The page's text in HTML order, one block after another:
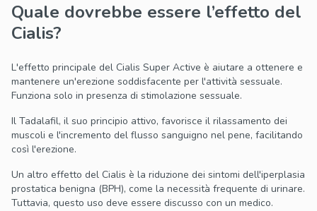
Quale dovrebbe essere l’effetto del
Cialis?
L'effetto principale del Cialis Super Active è aiutare a ottenere e
mantenere un'erezione soddisfacente per l'attività sessuale.
Funziona solo in presenza di stimolazione sessuale.
Il Tadalafil, il suo principio attivo, favorisce il rilassamento dei
muscoli e l'incremento del flusso sanguigno nel pene, facilitando
così l'erezione.
Un altro effetto del Cialis è la riduzione dei sintomi dell'iperplasia
prostatica benigna (BPH), come la necessità frequente di urinare.
Tuttavia, questo uso deve essere discusso con un medico.